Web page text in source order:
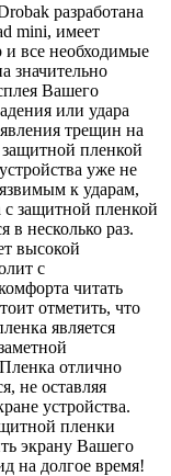
разработана
mini, имеет
и все необходимые
значительно
Вашего
или удара
трещин на
пленкой
уже не
к ударам,
с защитной пленкой
несколько раз.
высокой
с
читать
отметить, что
является
отлично
не оставляя
устройства.
пленки
экрану Вашего
на долгое время!